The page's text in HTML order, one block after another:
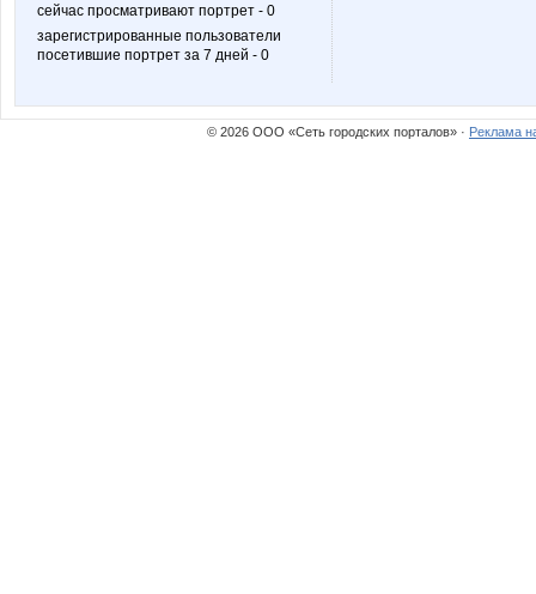
сейчас просматривают портрет - 0
зарегистрированные пользователи
посетившие портрет за 7 дней - 0
© 2026 ООО «Сеть городских порталов» · Реклама